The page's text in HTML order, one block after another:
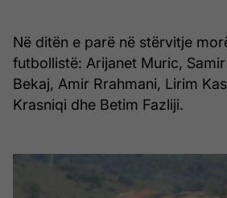
Në ditën e parë në stërvitje
futbollistë: Arijanet Muric,
Bekaj, Amir Rrahmani, Lirim
Krasniqi dhe Betim Fazliji.